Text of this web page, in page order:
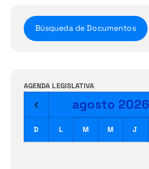
Búsqueda de Documentos
AGENDA LEGISLATIVA
agosto 2026
D L M M J